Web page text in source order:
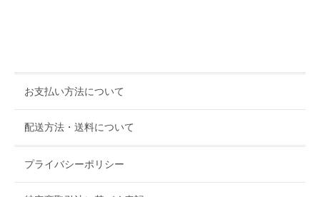
お支払い方法について
配送方法・送料について
プライバシーポリシー